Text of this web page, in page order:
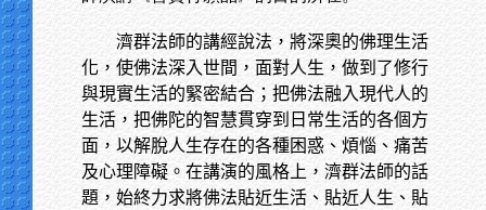
濟群法師的講經說法，將深奧的佛理生活
化，使佛法深入世間，面對人生，做到了修行
與現實生活的緊密結合；把佛法融入現代人的
生活，把佛陀的智慧貫穿到日常生活的各個方
面，以解脫人生存在的各種困惑、煩惱、痛苦
及心理障礙。在講演的風格上，濟群法師的話
題，始終力求將佛法貼近生活、貼近人生、貼